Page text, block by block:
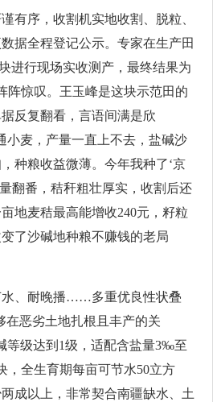
序，收割机实地收割、脱粒、
据全程登记公示。专家在生产田
进行现场实收测产，最终结果为
阵惊叹。王玉峰是这块示范田的
反复翻看，言语间满是欣
小麦，产量一直上不去，盐碱沙
种粮收益微薄。今年我种了‘京
翻番，秸秆粗壮厚实，收割后还
地麦秸最高能增收240元，籽粒
了沙碱地种粮不赚钱的老局
、耐晚播……多重优良性状叠
在恶劣土地扎根且丰产的关
等级达到1级，适配含盐量3‰至
，全生育期每亩可节水50立方
成以上，非常契合南疆缺水、土